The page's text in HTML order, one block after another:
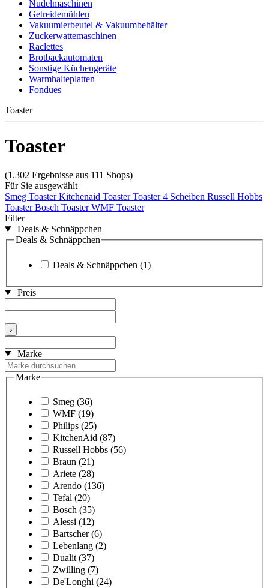
Nudelmaschinen
Getreidemühlen
Vakuumierbeutel & Vakuumbehälter
Zuckerwattemaschinen
Raclettes
Brotbackautomaten
Sonstige Küchengeräte
Warmhalteplatten
Fondues
Toaster
Toaster
(1.302 Ergebnisse aus 111 Shops)
Für Sie ausgewählt
Smeg ToasterKitchenaid ToasterToaster 4 Scheiben Russell Hobbs
ToasterBosch ToasterWMF Toaster
Filter
Deals & Schnäppchen
Deals & Schnäppchen
Deals & Schnäppchen (1)
Preis
›
Marke
Marke
Smeg (36)
WMF (19)
Philips (25)
KitchenAid (87)
Russell Hobbs (56)
Braun (21)
Ariete (28)
Arendo (136)
Tefal (20)
Bosch (35)
Alessi (12)
Bartscher (6)
Lebenlang (2)
Dualit (37)
Zwilling (7)
De'Longhi (24)